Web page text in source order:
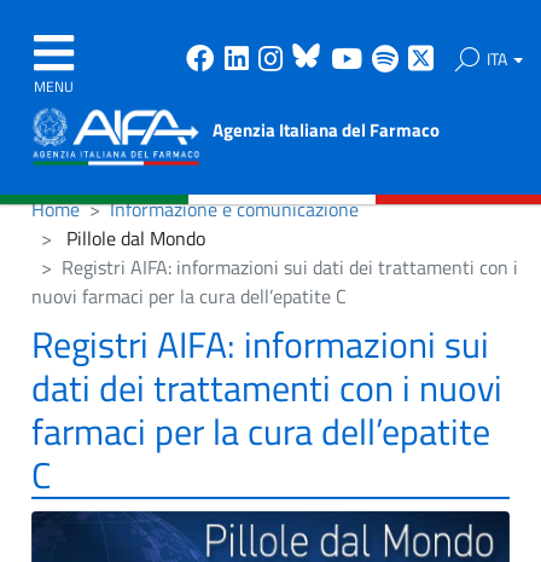
MENU
Facebook
Linkedin
Instagram
Bluesky
Youtube
Spotify ITA
Agenzia Italiana del Farmaco
Home
Informazione e comunicazione
Pillole dal Mondo
Registri AIFA: informazioni sui dati dei trattamenti con i
nuovi farmaci per la cura dell’epatite C
Registri AIFA: informazioni sui
dati dei trattamenti con i nuovi
farmaci per la cura dell’epatite
C